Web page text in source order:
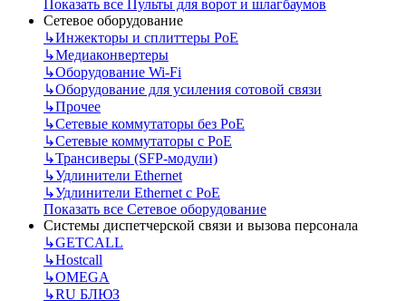
Показать все Пульты для ворот и шлагбаумов
Сетевое оборудование
↳Инжекторы и сплиттеры РоЕ
↳Медиаконвертеры
↳Оборудование Wi-Fi
↳Оборудование для усиления сотовой связи
↳Прочее
↳Сетевые коммутаторы без РоЕ
↳Сетевые коммутаторы с РоЕ
↳Трансиверы (SFP-модули)
↳Удлинители Ethernet
↳Удлинители Ethernet с PoE
Показать все Сетевое оборудование
Системы диспетчерской связи и вызова персонала
↳GETCALL
↳Hostcall
↳OMEGA
↳RU БЛЮЗ